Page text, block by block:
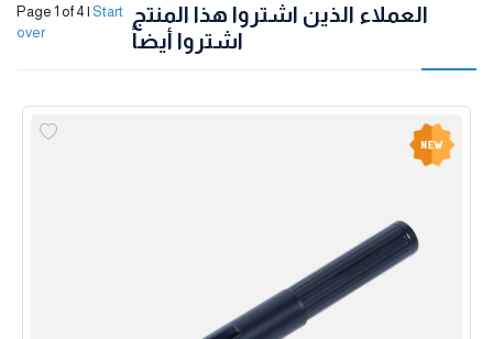
العملاء الذين اشتروا هذا المنتج
اشتروا أيضاً
Page 1 of 4 | Start
over